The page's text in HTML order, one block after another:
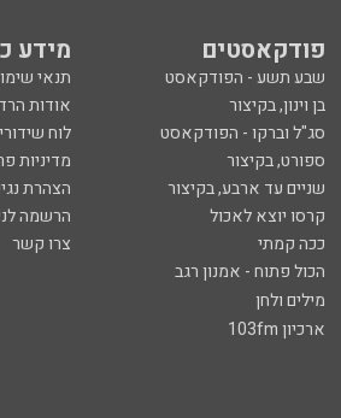
פודקאסטים מידע
שבע תשע - הפודקאסט
תנאי
בן וינון, בקיצור
אודות
סג"ל וברקו - הפודקאסט
לוח
ספורט, בקיצור
מדיניות
שניים עד ארבע, בקיצור
הצהרת
קרסו יוצא לאכול
הרשמה
ככה קמתי
צרו קשר
הכול פתוח - אמנון רגב
מילים ולחן
ארכיון 103fm